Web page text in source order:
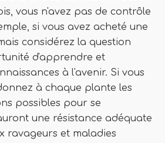
vous n'avez pas de contrôle
si vous avez acheté une
considérez la question
d'apprendre et
à l'avenir. Si vous
à chaque plante les
possibles pour se
une résistance adéquate
ravageurs et maladies